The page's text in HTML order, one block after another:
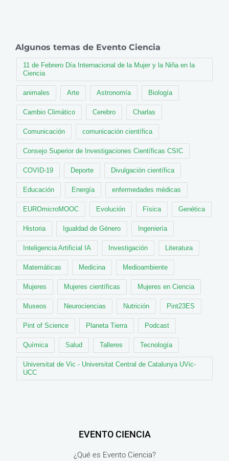
Algunos temas de Evento Ciencia
11 de Febrero Día Internacional de la Mujer y la Niña en la
Ciencia
animales Arte Astronomía Biología
Cambio Climático Cerebro Charlas
Comunicación comunicación científica
Consejo Superior de Investigaciones Científicas CSIC
COVID-19 Deporte Divulgación científica
Educación Energía enfermedades médicas
EUROmicroMOOC Evolución Física Genética
Historia Igualdad de Género Ingeniería
Inteligencia Artificial IA Investigación Literatura
Matemáticas Medicina Medioambiente
Mujeres Mujeres científicas Mujeres en Ciencia
Museos Neurociencias Nutrición Pint23ES
Pint of Science Planeta Tierra Podcast
Química Salud Talleres Tecnología
Universitat de Vic - Universitat Central de Catalunya UVic-
UCC
EVENTO CIENCIA
¿Qué es Evento Ciencia?